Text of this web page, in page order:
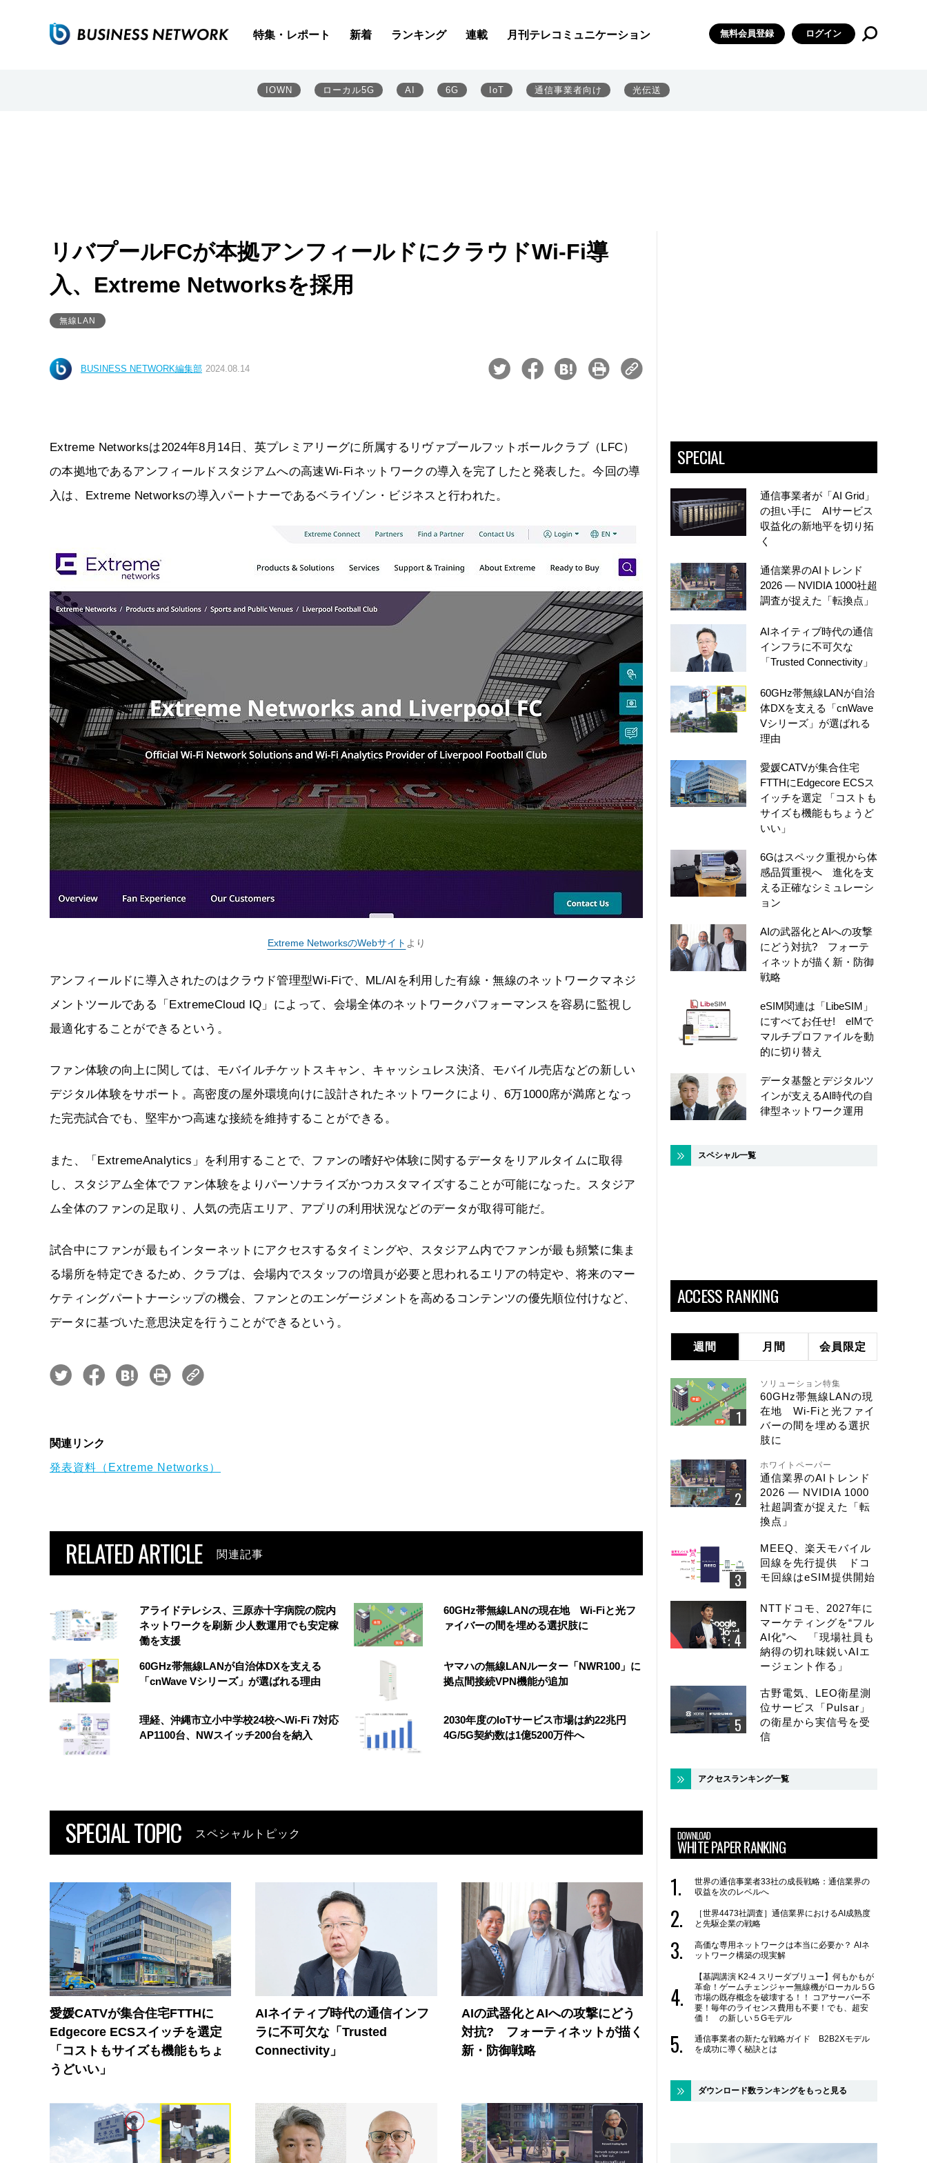
特集・レポート 新着 ランキング 連載 月刊テレコミュニケーション 無料会員登録 ログイン
IOWN ローカル5G AI 6G IoT 通信事業者向け 光伝送
リバプールFCが本拠アンフィールドにクラウドWi-Fi導
入、Extreme Networksを採用
無線LAN
BUSINESS NETWORK編集部 2024.08.14
Extreme Networksは2024年8月14日、英プレミアリーグに所属するリヴァプールフットボールクラブ（LFC）
の本拠地であるアンフィールドスタジアムへの高速Wi-Fiネットワークの導入を完了したと発表した。今回の導
入は、Extreme Networksの導入パートナーであるベライゾン・ビジネスと行われた。
Extreme NetworksのWebサイト より
アンフィールドに導入されたのはクラウド管理型Wi-Fiで、ML/AIを利用した有線・無線のネットワークマネジ
メントツールである「ExtremeCloud IQ」によって、会場全体のネットワークパフォーマンスを容易に監視し
最適化することができるという。
ファン体験の向上に関しては、モバイルチケットスキャン、キャッシュレス決済、モバイル売店などの新しい
デジタル体験をサポート。高密度の屋外環境向けに設計されたネットワークにより、6万1000席が満席となっ
た完売試合でも、堅牢かつ高速な接続を維持することができる。
また、「ExtremeAnalytics」を利用することで、ファンの嗜好や体験に関するデータをリアルタイムに取得
し、スタジアム全体でファン体験をよりパーソナライズかつカスタマイズすることが可能になった。スタジア
ム全体のファンの足取り、人気の売店エリア、アプリの利用状況などのデータが取得可能だ。
試合中にファンが最もインターネットにアクセスするタイミングや、スタジアム内でファンが最も頻繁に集ま
る場所を特定できるため、クラブは、会場内でスタッフの増員が必要と思われるエリアの特定や、将来のマー
ケティングパートナーシップの機会、ファンとのエンゲージメントを高めるコンテンツの優先順位付けなど、
データに基づいた意思決定を行うことができるという。
関連リンク
発表資料（Extreme Networks）
RELATED ARTICLE 関連記事
アライドテレシス、三原赤十字病院の院内
ネットワークを刷新 少人数運用でも安定稼
働を支援
60GHz帯無線LANの現在地 Wi-Fiと光フ
ァイバーの間を埋める選択肢に
60GHz帯無線LANが自治体DXを支える
「cnWave Vシリーズ」が選ばれる理由
ヤマハの無線LANルーター「NWR100」に
拠点間接続VPN機能が追加
理経、沖縄市立小中学校24校へWi-Fi 7対応
AP1100台、NWスイッチ200台を納入
2030年度のIoTサービス市場は約22兆円
4G/5G契約数は1億5200万件へ
SPECIAL TOPIC スペシャルトピック
愛媛CATVが集合住宅FTTHに
Edgecore ECSスイッチを選定
「コストもサイズも機能もちょ
うどいい」
AIネイティブ時代の通信インフ
ラに不可欠な「Trusted
Connectivity」
AIの武器化とAIへの攻撃にどう
対抗? フォーティネットが描く
新・防御戦略
SPECIAL
通信事業者が「AI Grid」
の担い手に AIサービス
収益化の新地平を切り拓
く
通信業界のAIトレンド
2026 ― NVIDIA 1000社超
調査が捉えた「転換点」
AIネイティブ時代の通信
インフラに不可欠な
「Trusted Connectivity」
60GHz帯無線LANが自治
体DXを支える「cnWave
Vシリーズ」が選ばれる
理由
愛媛CATVが集合住宅
FTTHにEdgecore ECSス
イッチを選定 「コストも
サイズも機能もちょうど
いい」
6Gはスペック重視から体
感品質重視へ 進化を支
える正確なシミュレーシ
ョン
AIの武器化とAIへの攻撃
にどう対抗? フォーテ
ィネットが描く新・防御
戦略
eSIM関連は「LibeSIM」
にすべてお任せ! eIMで
マルチプロファイルを動
的に切り替え
データ基盤とデジタルツ
インが支えるAI時代の自
律型ネットワーク運用
スペシャル一覧
ACCESS RANKING
週間 月間 会員限定
ソリューション特集
60GHz帯無線LANの現
在地 Wi-Fiと光ファイ
バーの間を埋める選択
肢に
ホワイトペーパー
通信業界のAIトレンド
2026 ― NVIDIA 1000
社超調査が捉えた「転
換点」
MEEQ、楽天モバイル
回線を先行提供 ドコ
モ回線はeSIM提供開始
NTTドコモ、2027年に
マーケティングを“フル
AI化”へ 「現場社員も
納得の切れ味鋭いAIエ
ージェント作る」
古野電気、LEO衛星測
位サービス「Pulsar」
の衛星から実信号を受
信
アクセスランキング一覧
DOWNLOAD
WHITE PAPER RANKING
世界の通信事業者33社の成長戦略：通信業界の
収益を次のレベルへ
［世界4473社調査］通信業界におけるAI成熟度
と先駆企業の戦略
高価な専用ネットワークは本当に必要か？ AIネ
ットワーク構築の現実解
【基調講演 K2-4 スリーダブリュー】何もかもが
革命！ゲームチェンジャー無線機がローカル５G
市場の既存概念を破壊する！！ コアサーバー不
要！毎年のライセンス費用も不要！でも、超安
価！ の新しい５Gモデル
通信事業者の新たな戦略ガイド B2B2Xモデル
を成功に導く秘訣とは
ダウンロード数ランキングをもっと見る